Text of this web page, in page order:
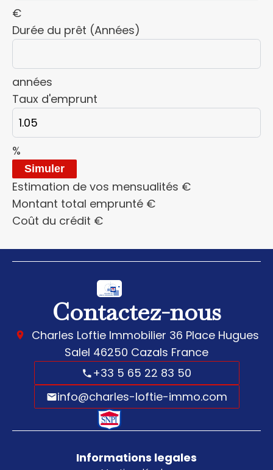
€
Durée du prêt (Années)
années
Taux d'emprunt
%
Simuler
Estimation de vos mensualités €
Montant total emprunté €
Coût du crédit €
Contactez-nous
Charles Loftie Immobilier 36 Place Hugues
Salel 46250 Cazals France
+33 5 65 22 83 50
info@charles-loftie-immo.com
Informations legales